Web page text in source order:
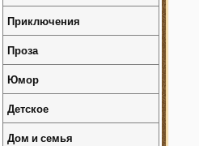
Приключения
Проза
Юмор
Детское
Дом и семья